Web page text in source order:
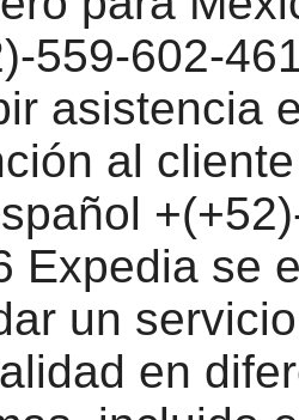
559-602-
asistencia
al
Expedia se
un
en